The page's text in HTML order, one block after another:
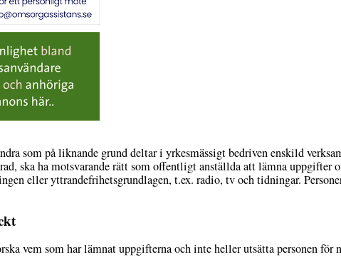
som på liknande grund deltar i yrkesmässigt bedriven enskild
ska ha motsvarande rätt som offentligt anställda att lämna uppgifter
eller yttrandefrihetsgrundlagen, t.ex. radio, tv och tidningar.
vem som har lämnat uppgifterna och inte heller utsätta personen för